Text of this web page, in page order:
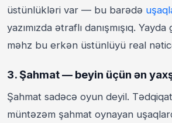
üstünlükləri var — bu barədə
yazımızda ətraflı danışmışıq.
məhz bu erkən üstünlüyü real
3. Şahmat — beyin üçün ən
Şahmat sadəcə oyun deyil.
müntəzəm şahmat oynayan